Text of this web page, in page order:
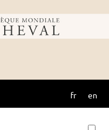
fr en